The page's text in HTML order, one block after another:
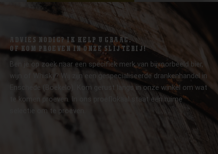
ADVIES NODIG? IK HELP U GRAAG.
OF KOM PROEVEN IN ONZE SLIJTERIJ!
Ben je op zoek naar een specifiek merk van bijvoorbeeld bier,
wijn of Whisky? Wij zijn een gespecialiseerde drankenhandel in
Enschede (Boekelo). Kom gerust langs in onze winkel om wat
te komen proeven. In ons proeflokaal staat een ruime
selectie om te proeven.